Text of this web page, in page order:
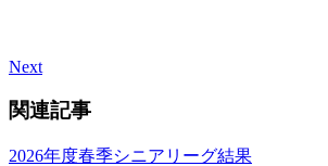
Next
関連記事
2026年度春季シニアリーグ結果